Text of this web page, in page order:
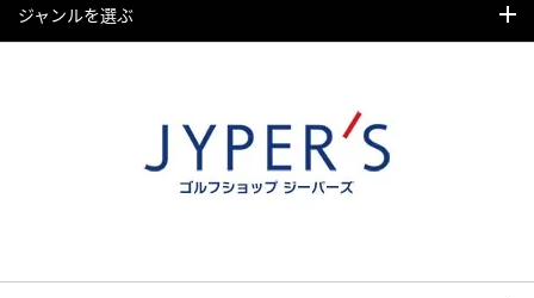
ジャンルを選ぶ